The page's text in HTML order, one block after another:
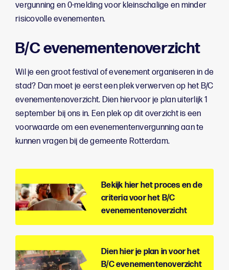
vergunning en 0-melding voor kleinschalige en minder
risicovolle evenementen.
B/C evenementenoverzicht
Wil je een groot festival of evenement organiseren in de
stad? Dan moet je eerst een plek verwerven op het B/C
evenementenoverzicht. Dien hiervoor je plan uiterlijk 1
september bij ons in. Een plek op dit overzicht is een
voorwaarde om een evenementenvergunning aan te
kunnen vragen bij de gemeente Rotterdam.
Bekijk hier het proces en de
criteria voor het B/C
evenementenoverzicht
Dien hier je plan in voor het
B/C evenementenoverzicht